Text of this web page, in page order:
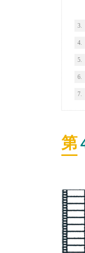
3.
4.
5.
6.
7.
第